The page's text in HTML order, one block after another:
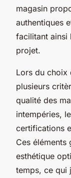
magasin
authentiques
facilitant ainsi
projet.
Lors du choix
plusieurs
qualité des
intempéries,
certifications
Ces éléments
esthétique
temps, ce qui